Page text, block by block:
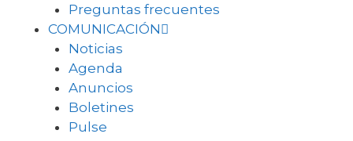
Preguntas frecuentes
COMUNICACIÓN
Noticias
Agenda
Anuncios
Boletines
Pulse